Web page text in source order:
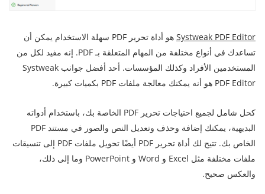
Systweak PDF Editor
هو أداة تحرير PDF سهلة الاستخدام يمكن أن
تساعدك في أنواع مختلفة من المهام المتعلقة بـ PDF. إنه مفيد لكل من
المستخدمين الأفراد وكذلك المؤسسات. أحد أفضل جوانب Systweak
PDF Editor هو أنه يمكنك معالجة ملفات PDF بكميات كبيرة.
كحل شامل لجميع احتياجات تحرير PDF الخاصة بك، باستخدام أدواته
البديهية، يمكنك إضافة وحذف وتعديل النص والصور في مستند PDF
الخاص بك. تتيح لك أداة تحرير PDF أيضًا تحويل ملفات PDF إلى تنسيقات
ملفات مختلفة مثل Excel و Word و PowerPoint وما إلى ذلك،
والعكس صحيح.